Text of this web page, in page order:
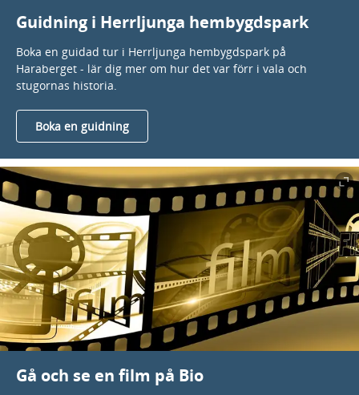
Guidning i Herrljunga hembygdspark
Boka en guidad tur i Herrljunga hembygdspark på
Haraberget - lär dig mer om hur det var förr i vala och
stugornas historia.
Boka en guidning
Gå och se en film på Bio